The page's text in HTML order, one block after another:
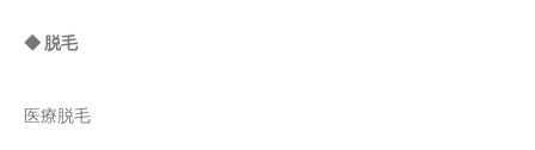
◆ 脱毛
医療脱毛